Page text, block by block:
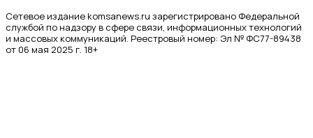
Сетевое издание komsanews.ru зарегистрировано Федеральной
службой по надзору в сфере связи, информационных технологий
и массовых коммуникаций. Реестровый номер: Эл № ФС77-89438
от 06 мая 2025 г. 18+